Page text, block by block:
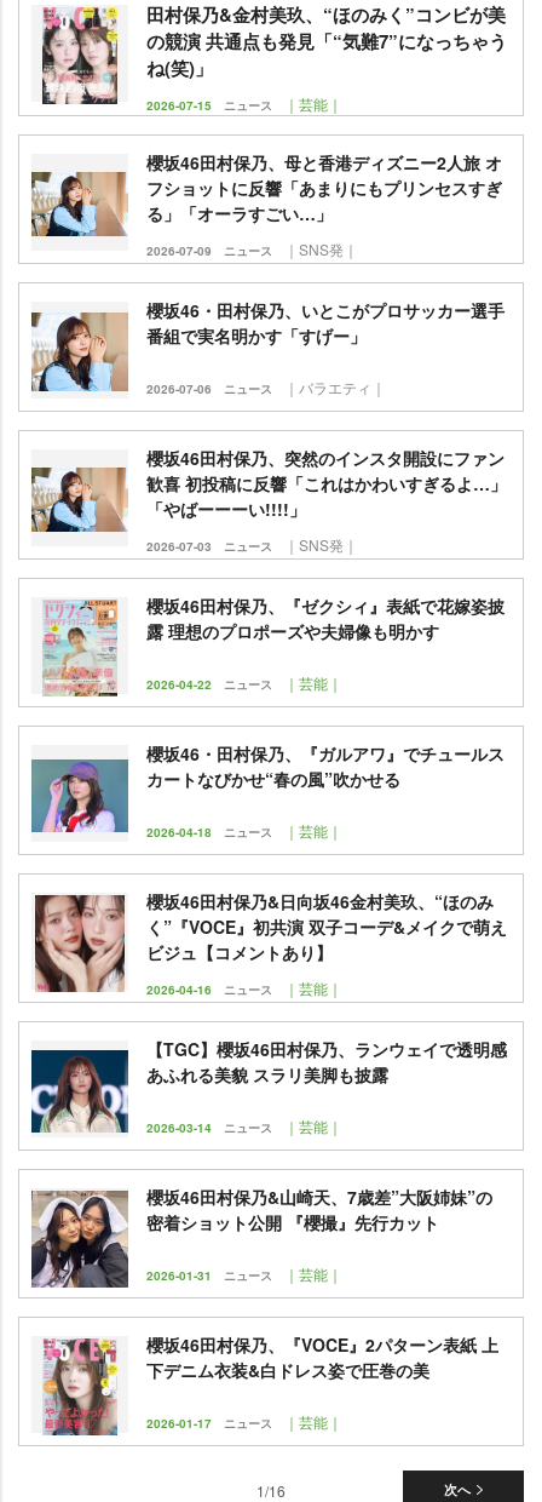
田村保乃&金村美玖、“ほのみく”コンビが美
の競演 共通点も発見「“気難7”になっちゃう
ね(笑)」
2026-07-15 ニュース ｜芸能｜
櫻坂46田村保乃、母と香港ディズニー2人旅 オ
フショットに反響「あまりにもプリンセスすぎ
る」「オーラすごい…」
2026-07-09 ニュース ｜SNS発｜
櫻坂46・田村保乃、いとこがプロサッカー選手
番組で実名明かす「すげー」
2026-07-06 ニュース ｜バラエティ｜
櫻坂46田村保乃、突然のインスタ開設にファン
歓喜 初投稿に反響「これはかわいすぎるよ…」
「やばーーーい!!!!」
2026-07-03 ニュース ｜SNS発｜
櫻坂46田村保乃、『ゼクシィ』表紙で花嫁姿披
露 理想のプロポーズや夫婦像も明かす
2026-04-22 ニュース ｜芸能｜
櫻坂46・田村保乃、『ガルアワ』でチュールス
カートなびかせ“春の風”吹かせる
2026-04-18 ニュース ｜芸能｜
櫻坂46田村保乃&日向坂46金村美玖、“ほのみ
く”『VOCE』初共演 双子コーデ&メイクで萌え
ビジュ【コメントあり】
2026-04-16 ニュース ｜芸能｜
【TGC】櫻坂46田村保乃、ランウェイで透明感
あふれる美貌 スラリ美脚も披露
2026-03-14 ニュース ｜芸能｜
櫻坂46田村保乃&山崎天、7歳差”大阪姉妹”の
密着ショット公開 『櫻撮』先行カット
2026-01-31 ニュース ｜芸能｜
櫻坂46田村保乃、『VOCE』2パターン表紙 上
下デニム衣装&白ドレス姿で圧巻の美
2026-01-17 ニュース ｜芸能｜
次へ
1/16